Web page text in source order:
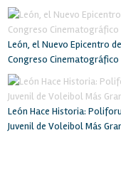
León, el Nuevo Epicentro
Congreso Cinematográfico
León Hace Historia:
Juvenil de Voleibol Más